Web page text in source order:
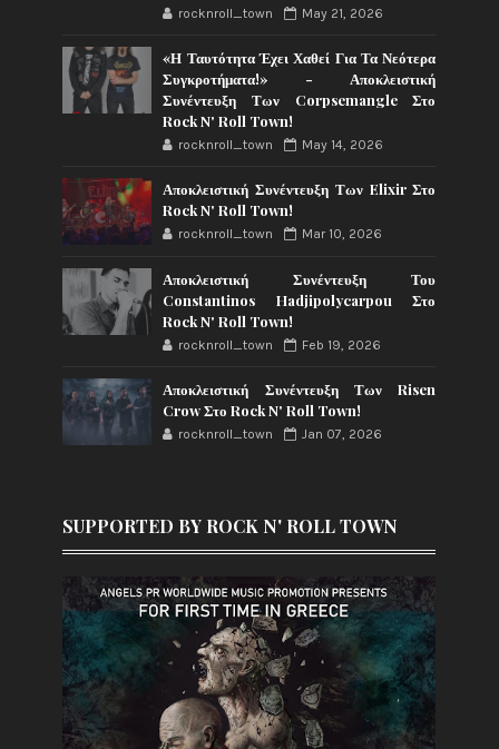
rocknroll_town May 21, 2026
«Η Ταυτότητα Έχει Χαθεί Για Τα Νεότερα
Συγκροτήματα!» - Αποκλειστική
Συνέντευξη Των Corpsemangle Στο
Rock N' Roll Town!
rocknroll_town May 14, 2026
Αποκλειστική Συνέντευξη Των Elixir Στο
Rock N' Roll Town!
rocknroll_town Mar 10, 2026
Αποκλειστική Συνέντευξη Του
Constantinos Hadjipolycarpou Στο
Rock N' Roll Town!
rocknroll_town Feb 19, 2026
Αποκλειστική Συνέντευξη Των Risen
Crow Στο Rock N' Roll Town!
rocknroll_town Jan 07, 2026
SUPPORTED BY ROCK N' ROLL TOWN